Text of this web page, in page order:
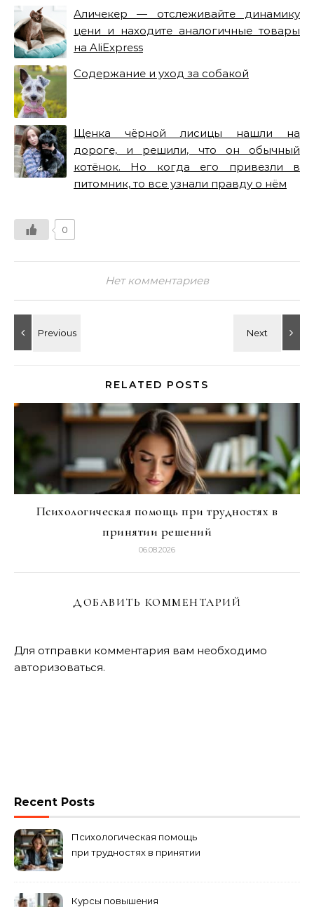
Аличекер — отслеживайте динамику
цени и находите аналогичные товары
на AliExpress
Содержание и уход за собакой
Щенка чёрной лисицы нашли на
дороге, и решили, что он обычный
котёнок. Но когда его привезли в
питомник, то все узнали правду о нём
0
Нет комментариев
RELATED POSTS
Психологическая помощь при трудностях в
принятии решений
06.08.2026
ДОБАВИТЬ КОММЕНТАРИЙ
Для отправки комментария вам необходимо
авторизоваться.
Recent Posts
Психологическая помощь
при трудностях в принятии
Курсы повышения